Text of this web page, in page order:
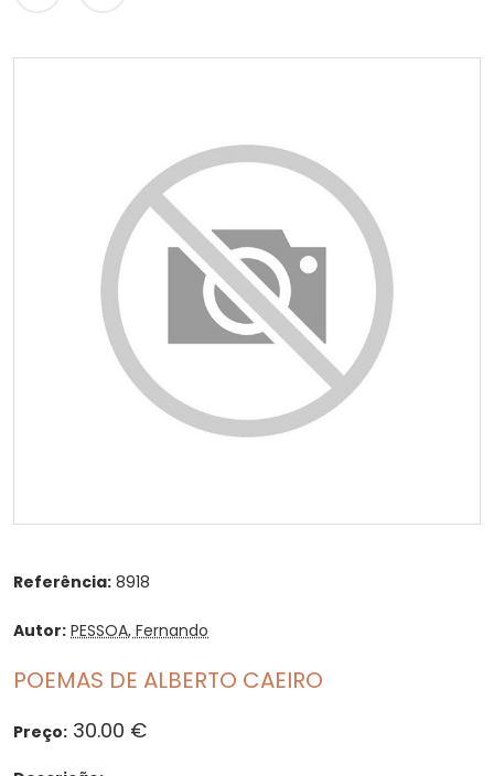
Referência: 8918
Autor: PESSOA, Fernando
POEMAS DE ALBERTO CAEIRO
Preço: 30.00 €